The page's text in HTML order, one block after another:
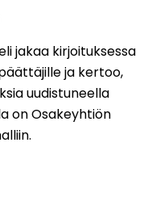
jakaa kirjoituksessa
ja kertoo,
uudistuneella
on Osakeyhtiön